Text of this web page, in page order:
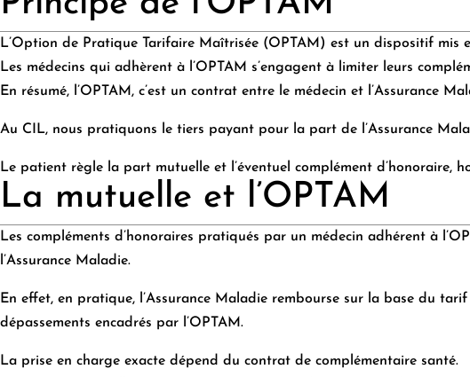
L’Option de Pratique Tarifaire Maîtrisée (OPTAM) est un dispositif mis
Les médecins qui adhèrent à l’OPTAM s’engagent à limiter leurs
En résumé, l’OPTAM, c’est un contrat entre le médecin et l’Assurance
Au CIL, nous pratiquons le tiers payant pour la part de l’Assurance
Le patient règle la part mutuelle et l’éventuel complément d’honoraire,
La mutuelle et l’OPTAM
Les compléments d’honoraires pratiqués par un médecin adhérent à
l’Assurance Maladie.
En effet, en pratique, l’Assurance Maladie rembourse sur la base du
dépassements encadrés par l’OPTAM.
La prise en charge exacte dépend du contrat de complémentaire santé.